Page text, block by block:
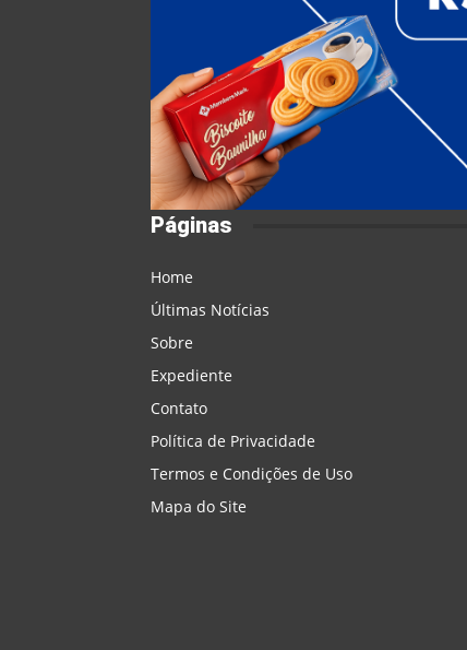
Páginas
Home
Últimas Notícias
Sobre
Expediente
Contato
Política de Privacidade
Termos e Condições de Uso
Mapa do Site